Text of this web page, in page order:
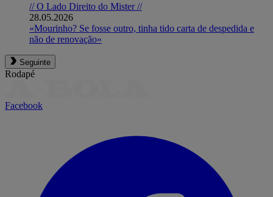
// O Lado Direito do Mister //
28.05.2026
«Mourinho? Se fosse outro, tinha tido carta de despedida e
não de renovação»
Seguinte
Rodapé
Facebook